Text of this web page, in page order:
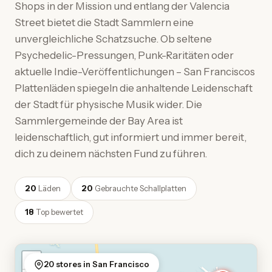
Shops in der Mission und entlang der Valencia
Street bietet die Stadt Sammlern eine
unvergleichliche Schatzsuche. Ob seltene
Psychedelic-Pressungen, Punk-Raritäten oder
aktuelle Indie-Veröffentlichungen – San Franciscos
Plattenläden spiegeln die anhaltende Leidenschaft
der Stadt für physische Musik wider. Die
Sammlergemeinde der Bay Area ist
leidenschaftlich, gut informiert und immer bereit,
dich zu deinem nächsten Fund zu führen.
20 Läden 20 Gebrauchte Schallplatten
18 Top bewertet
+
20 stores in San Francisco